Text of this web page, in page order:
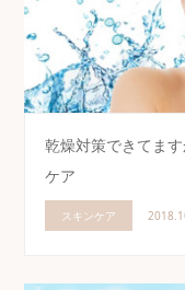
乾燥対策できてま
ケア
スキンケア